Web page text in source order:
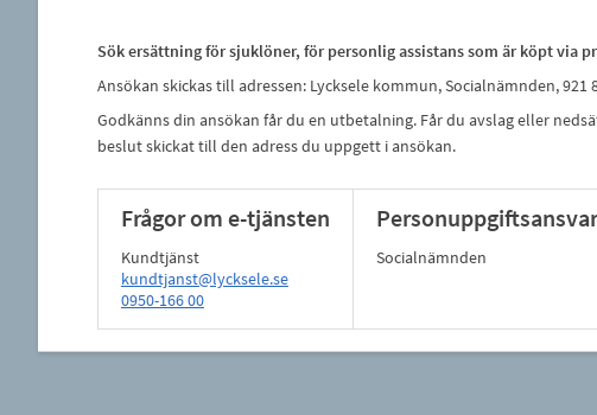
Sök ersättning för sjuklöner, för personlig assistans som är köpt via
Ansökan skickas till adressen: Lycksele kommun, Socialnämnden, 921
Godkänns din ansökan får du en utbetalning. Får du avslag eller
beslut skickat till den adress du uppgett i ansökan.
Frågor om e-tjänsten
Kundtjänst
kundtjanst@lycksele.se
0950-166 00
Socialnämnden